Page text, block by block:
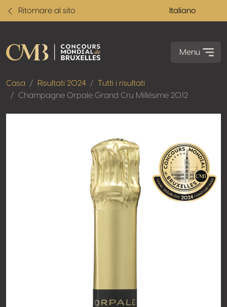
Ritornare al sito Italiano
Menu
Casa Risultati 2024
Tutti i risultati
Champagne Orpale Grand Cru Millésime 2012